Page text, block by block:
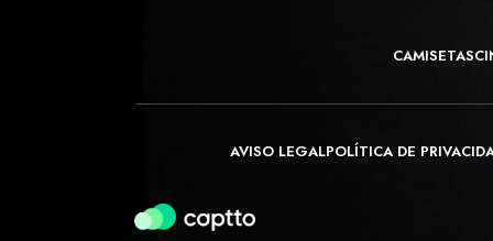
CAMISETAS
AVISO LEGALPOLÍTICA DE